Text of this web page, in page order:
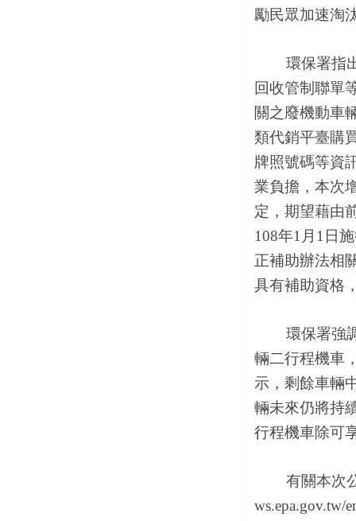
勵民眾加速淘
環保署指出
回收管制聯單
關之廢機動車
類代銷平臺購
牌照號碼等資
業負擔，本次
定，期望藉由
108年1月1日
正補助辦法相
具有補助資格
環保署強調
輛二行程機車
示，剩餘車輛
輛未來仍將持
行程機車除可
有關本次公
ws.epa.gov.tw/